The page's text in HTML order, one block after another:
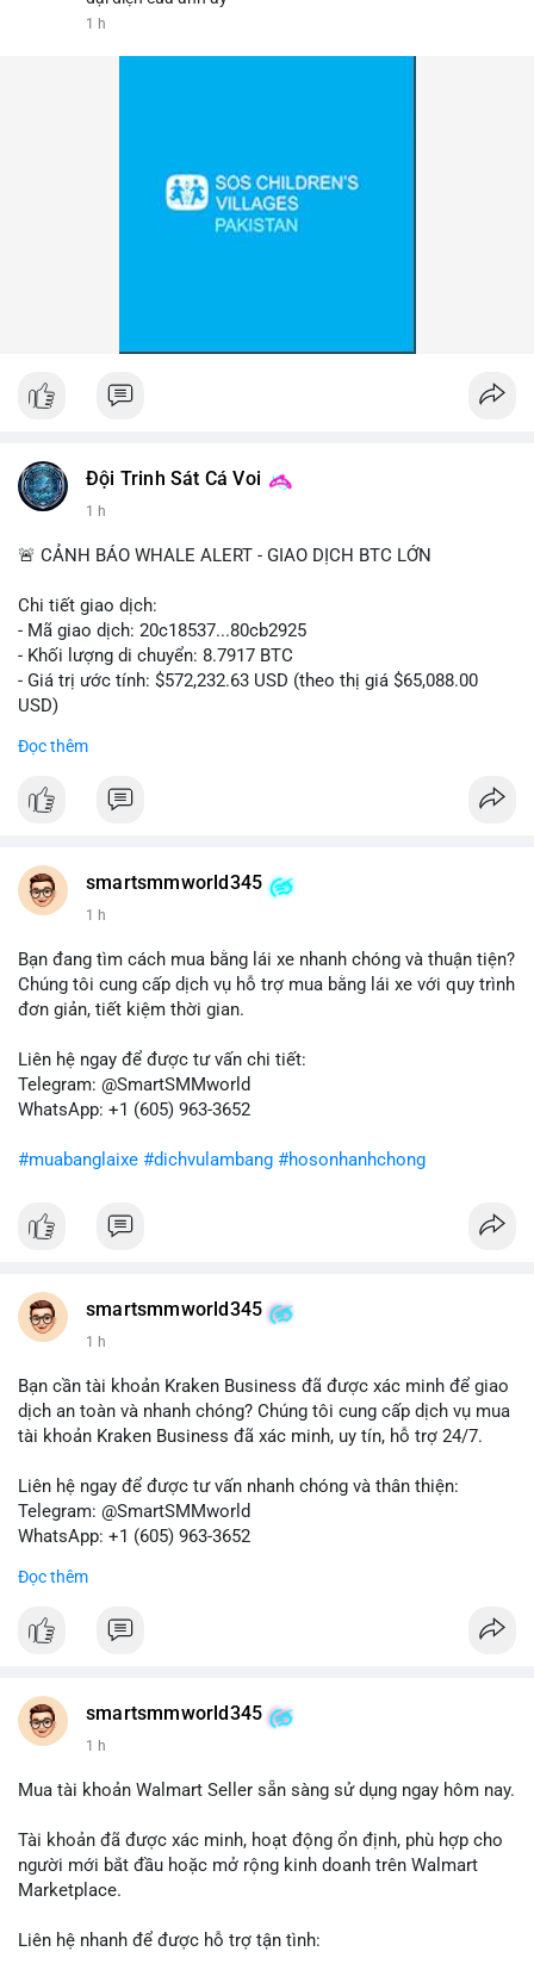
1 h
Đội Trinh Sát Cá Voi
1 h
🚨 CẢNH BÁO WHALE ALERT - GIAO DỊCH BTC LỚN
Chi tiết giao dịch:
- Mã giao dịch: 20c18537...80cb2925
- Khối lượng di chuyển: 8.7917 BTC
- Giá trị ước tính: $572,232.63 USD (theo thị giá $65,088.00
USD)
Khối lượng 8.79 BTC tương đương hơn nửa triệu USD được di
cơ cấu danh mục: chuyển tài sản từ ví nóng sang ví lạnh nhằm
tích trữ dài hạn, hoặc chuẩn bị thanh khoản để thực hiện lệnh
bán ngắn hạn có thể xuất hiện, gây biến động giá. Ngược lại,
nếu chuyển sang ví lạnh, tín hiệu này cho thấy niềm tin nắm giữ
của nhà đầu tư lớn vẫn còn vững chắc.
Lời khuyên cho nhà đầu tư nhỏ lẻ: Theo dõi sát các giao dịch
tiếp theo từ địa chỉ này để xác định điểm đến của dòng tiền.
Tránh hành động theo cảm xúc; hãy dựa trên dữ liệu xác nhận
tăng.
Đọc thêm
smartsmmworld345
1 h
Bạn đang tìm cách mua bằng lái xe nhanh chóng và thuận tiện?
Chúng tôi cung cấp dịch vụ hỗ trợ mua bằng lái xe với quy trình
đơn giản, tiết kiệm thời gian.
Liên hệ ngay để được tư vấn chi tiết:
Telegram: @SmartSMMworld
WhatsApp: +1 (605) 963-3652
#muabanglaixe #dichvulambang #hosonhanhchong
smartsmmworld345
1 h
Bạn cần tài khoản Kraken Business đã được xác minh để giao
dịch an toàn và nhanh chóng? Chúng tôi cung cấp dịch vụ mua
tài khoản Kraken Business đã xác minh, uy tín, hỗ trợ 24/7.
Liên hệ ngay để được tư vấn nhanh chóng và thân thiện:
Telegram: @SmartSMMworld
WhatsApp: +1 (605) 963-3652
#buyverifiedkrakenbusinessaccounts
Đọc thêm
smartsmmworld345
1 h
Mua tài khoản Walmart Seller sẵn sàng sử dụng ngay hôm nay.
Tài khoản đã được xác minh, hoạt động ổn định, phù hợp cho
người mới bắt đầu hoặc mở rộng kinh doanh trên Walmart
Marketplace.
Liên hệ nhanh để được hỗ trợ tận tình: